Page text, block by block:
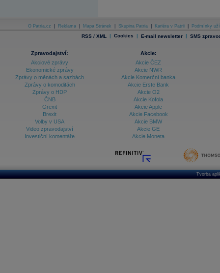
O Patria.cz Reklama Mapa Stránek Skupina Patria Kariéra v Patrii Podmínky
RSS / XML | Cookies | E-mail newsletter | SMS
Zpravodajství:
Akciové zprávy
Ekonomické zprávy
Zprávy o měnách a sazbách
Zprávy o komoditách
Zprávy o HDP
ČNB
Grexit
Brexit
Volby v USA
Video zpravodajství
Investiční komentáře
Akcie:
Akcie ČEZ
Akcie NWR
Akcie Komerční banka
Akcie Erste Bank
Akcie O2
Akcie Kofola
Akcie Apple
Akcie Facebook
Akcie BMW
Akcie GE
Akcie Moneta
Tvorba